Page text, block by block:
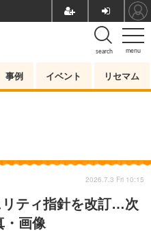
menu
search
事例 イベント リセマム
ティ指針を改訂…次
・画像
2026.7.3 Fri 10:15